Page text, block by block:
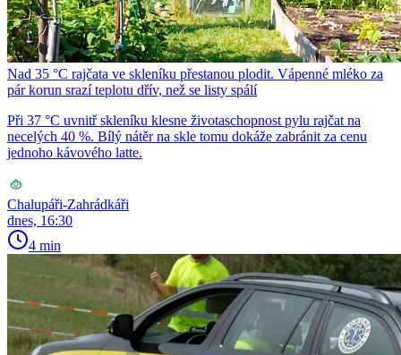
Nad 35 °C rajčata ve skleníku přestanou plodit. Vápenné mléko za
pár korun srazí teplotu dřív, než se listy spálí
Při 37 °C uvnitř skleníku klesne životaschopnost pylu rajčat na
necelých 40 %. Bílý nátěr na skle tomu dokáže zabránit za cenu
jednoho kávového latte.
Chalupáři-Zahrádkáři
dnes, 16:30
4 min